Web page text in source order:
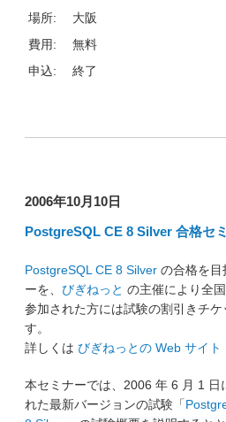
場所:
大阪
費用:
無料
申込:
終了
2006年10月10日
PostgreSQL CE 8 Silver 合格セ
PostgreSQL CE 8 Silverの合格を目
ーを、 びぎねっと の主催により全
参加された方には試験の割引きチ
す。
詳しくは びぎねっとの Web サイト
本セミナーでは、2006 年 6 月 1 日
れた最新バージョンの試験「